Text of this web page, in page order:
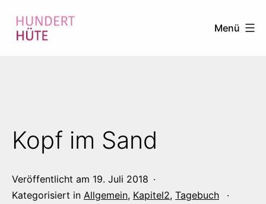
Inhalt
Menü
Kopf im Sand
Veröffentlicht am 19. Juli 2018
Kategorisiert in Allgemein, Kapitel2, Tagebuch